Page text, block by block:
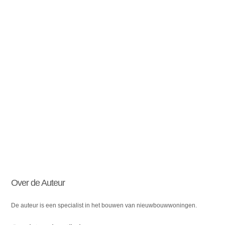
Over de Auteur
De auteur is een specialist in het bouwen van nieuwbouwwoningen.